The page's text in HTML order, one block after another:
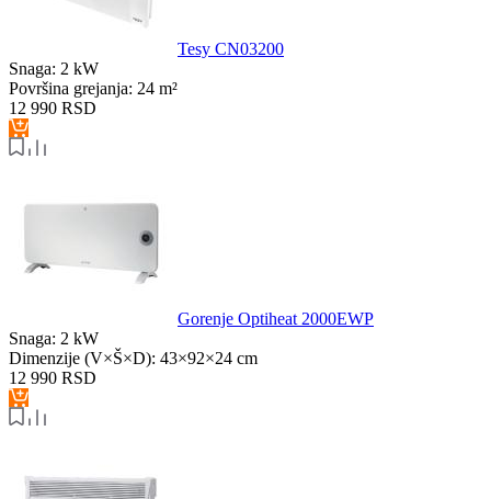
Tesy CN03200
Snaga: 2 kW
Površina grejanja: 24 m²
12 990 RSD
Gorenje Optiheat 2000EWP
Snaga: 2 kW
Dimenzije (V×Š×D): 43×92×24 cm
12 990 RSD